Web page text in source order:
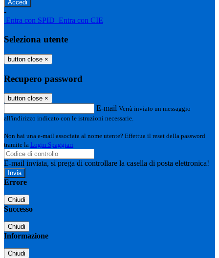
-
Entra con SPID Entra con CIE
Seleziona utente
button close ×
Recupero password
button close ×
E-mail Verrà inviato un messaggio
all'indirizzo indicato con le istruzioni necessarie.
Non hai una e-mail associata al nome utente? Effettua il reset della password
tramite la Login Spaggiari
E-mail inviata, si prega di controllare la casella di posta elettronica!
Errore
Chiudi
Successo
Chiudi
Informazione
Chiudi